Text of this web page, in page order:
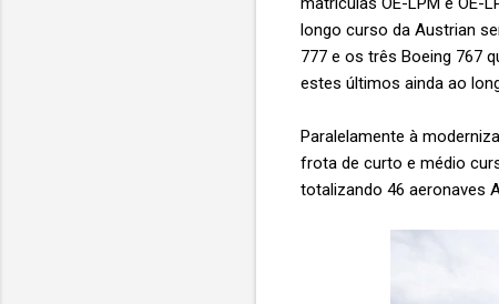
longo curso da Austrian
777 e os três Boeing 767
estes últimos ainda ao
Paralelamente à
frota de curto e médio
totalizando 46 aeronaves